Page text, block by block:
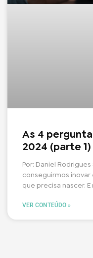
As 4
2024 (parte 1)
Por: Daniel
conseguirmos inovar
que precisa nascer.
VER CONTEÚDO »